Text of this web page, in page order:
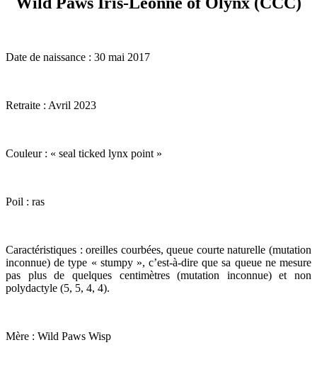
Date de naissance : 30 mai 2017
Retraite : Avril 2023
Couleur : « seal ticked lynx point »
Poil : ras
Caractéristiques : oreilles courbées, queue courte naturelle (mutation
inconnue) de type « stumpy », c’est-à-dire que sa queue ne mesure
pas plus de quelques centimètres (mutation inconnue) et non
polydactyle (5, 5, 4, 4).
Mère : Wild Paws Wisp